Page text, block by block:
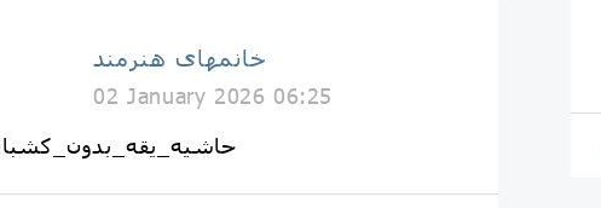
خانمهای هنرمند
02 January 2026 06:25